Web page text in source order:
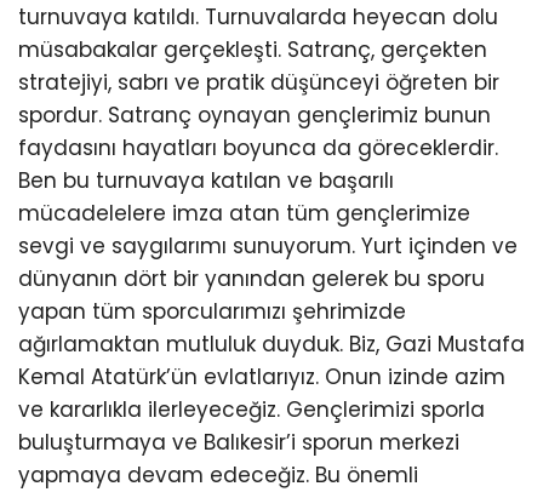
turnuvaya katıldı. Turnuvalarda heyecan dolu
müsabakalar gerçekleşti. Satranç, gerçekten
stratejiyi, sabrı ve pratik düşünceyi öğreten bir
spordur. Satranç oynayan gençlerimiz bunun
faydasını hayatları boyunca da göreceklerdir.
Ben bu turnuvaya katılan ve başarılı
mücadelelere imza atan tüm gençlerimize
sevgi ve saygılarımı sunuyorum. Yurt içinden ve
dünyanın dört bir yanından gelerek bu sporu
yapan tüm sporcularımızı şehrimizde
ağırlamaktan mutluluk duyduk. Biz, Gazi Mustafa
Kemal Atatürk’ün evlatlarıyız. Onun izinde azim
ve kararlıkla ilerleyeceğiz. Gençlerimizi sporla
buluşturmaya ve Balıkesir’i sporun merkezi
yapmaya devam edeceğiz. Bu önemli